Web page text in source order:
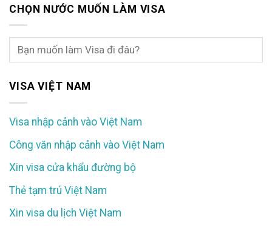
CHỌN NƯỚC MUỐN LÀM VISA
VISA VIỆT NAM
Visa nhập cảnh vào Việt Nam
Công văn nhập cảnh vào Việt Nam
Xin visa cửa khẩu đường bộ
Thẻ tạm trú Việt Nam
Xin visa du lịch Việt Nam